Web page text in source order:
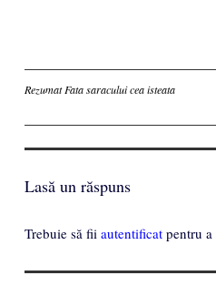
Inscriere
Rezumat Fata saracului cea isteata
Lasă un răspuns
Trebuie să fii autentificat pentru